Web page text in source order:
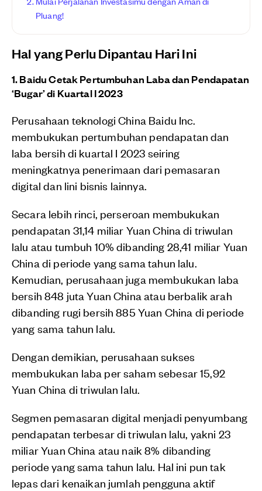
Pluang!
Hal yang Perlu Dipantau Hari Ini
1. Baidu Cetak Pertumbuhan Laba dan Pendapatan
‘Bugar’ di Kuartal I 2023
Perusahaan teknologi China Baidu Inc.
membukukan pertumbuhan pendapatan dan
laba bersih di kuartal I 2023 seiring
meningkatnya penerimaan dari pemasaran
digital dan lini bisnis lainnya.
Secara lebih rinci, perseroan membukukan
pendapatan 31,14 miliar Yuan China di triwulan
lalu atau tumbuh 10% dibanding 28,41 miliar Yuan
China di periode yang sama tahun lalu.
Kemudian, perusahaan juga membukukan laba
bersih 848 juta Yuan China atau berbalik arah
dibanding rugi bersih 885 Yuan China di periode
yang sama tahun lalu.
Dengan demikian, perusahaan sukses
membukukan laba per saham sebesar 15,92
Yuan China di triwulan lalu.
Segmen pemasaran digital menjadi penyumbang
pendapatan terbesar di triwulan lalu, yakni 23
miliar Yuan China atau naik 8% dibanding
periode yang sama tahun lalu. Hal ini pun tak
lepas dari kenaikan jumlah pengguna aktif